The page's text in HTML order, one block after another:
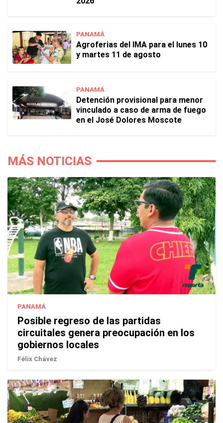
PANAMÁ
Agroferias del IMA para el lunes 10
y martes 11 de agosto
PANAMÁ
Detención provisional para menor
vinculado a caso de arma de fuego
en el José Dolores Moscote
MÁS NOTICIAS
PANAMÁ
Posible regreso de las partidas
circuitales genera preocupación en los
gobiernos locales
Félix Chávez